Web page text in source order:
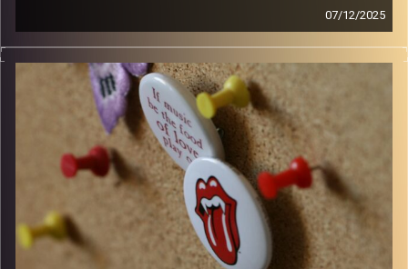
07/12/2025
קלאסיקות רוק עם אורן הוף
włodi